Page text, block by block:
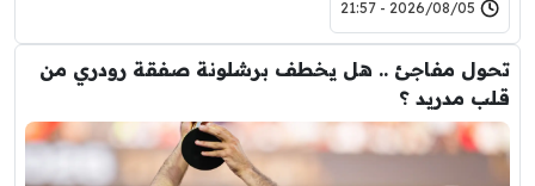
2026/08/05 - 21:57
تحول مفاجئ .. هل يخطف برشلونة صفقة رودري من
قلب مدريد ؟